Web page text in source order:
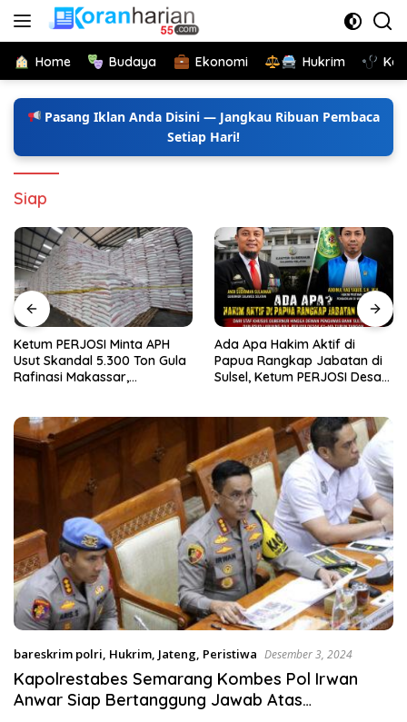
Langsung
Home Budaya Ekonomi Hukrim
Pasang Iklan Anda Disini — Jangkau Ribuan Pembaca
Setiap Hari!
Siap
Ketum PERJOSI Minta APH
Usut Skandal 5.300 Ton Gula
Rafinasi Makassar,
Ada Apa Hakim Aktif di
Papua Rangkap Jabatan di
Sulsel, Ketum PERJOSI Desak
bareskrim polri, Hukrim, Jateng, Peristiwa Desember 3, 2024
Kapolrestabes Semarang Kombes Pol Irwan
Anwar Siap Bertanggung Jawab Atas